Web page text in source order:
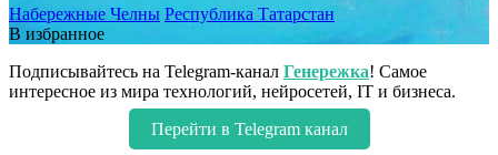
Набережные Челны Республика Татарстан
В избранное
Подписывайтесь на Telegram-канал Генережка! Самое
интересное из мира технологий, нейросетей, IT и бизнеса.
Перейти в Telegram канал